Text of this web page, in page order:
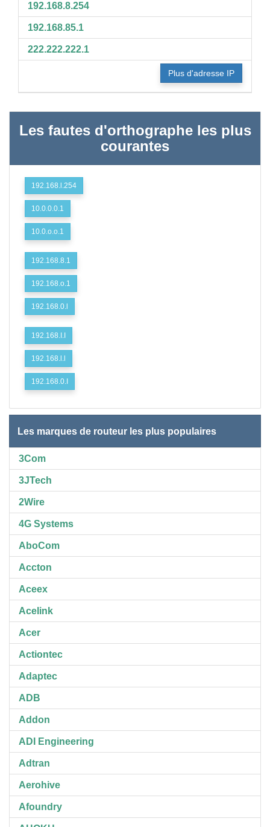
192.168.8.254
192.168.85.1
222.222.222.1
Plus d'adresse IP
Les fautes d'orthographe les plus
courantes
192.168.l.254
10.0.0.0.1
10.0.o.o.1
192.168.8.1
192.168.o.1
192.168.0.l
192.168.I.I
192.168.l.l
192.168.0.I
Les marques de routeur les plus populaires
3Com
3JTech
2Wire
4G Systems
AboCom
Accton
Aceex
Acelink
Acer
Actiontec
Adaptec
ADB
Addon
ADI Engineering
Adtran
Aerohive
Afoundry